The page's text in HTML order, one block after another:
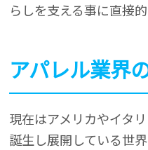
らしを支える事に直接的
アパレル業界
現在はアメリカやイタ
誕生し展開している世